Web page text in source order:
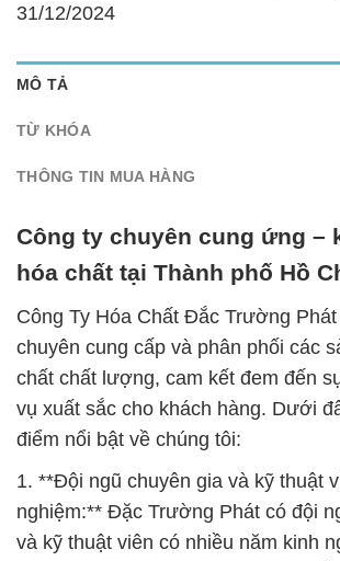
31/12/2024
MÔ TẢ
TỪ KHÓA
THÔNG TIN MUA HÀNG
Công ty chuyên cung ứng –
hóa chất tại Thành phố Hồ
Công Ty Hóa Chất Đắc Trường
chuyên cung cấp và phân phối các
chất chất lượng, cam kết đem đến
vụ xuất sắc cho khách hàng. Dưới
điểm nổi bật về chúng tôi:
1. **Đội ngũ chuyên gia và kỹ thuật
nghiệm:** Đặc Trường Phát có đội
và kỹ thuật viên có nhiều năm kinh